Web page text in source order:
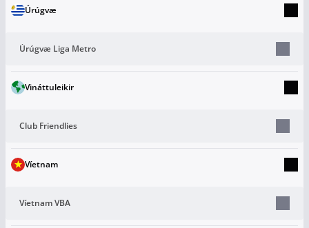
Úrúgvæ
Úrúgvæ Liga Metro
Vináttuleikir
Club Friendlies
Víetnam
Víetnam VBA